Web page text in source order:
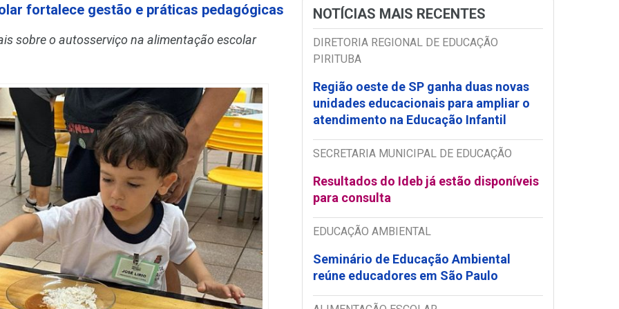
fortalece gestão e práticas pedagógicas
sobre o autosserviço na alimentação escolar
NOTÍCIAS MAIS RECENTES
DIRETORIA REGIONAL DE EDUCAÇÃO
PIRITUBA
Região oeste de SP ganha duas novas
unidades educacionais para ampliar o
atendimento na Educação Infantil
SECRETARIA MUNICIPAL DE EDUCAÇÃO
Resultados do Ideb já estão disponíveis
para consulta
EDUCAÇÃO AMBIENTAL
Seminário de Educação Ambiental
reúne educadores em São Paulo